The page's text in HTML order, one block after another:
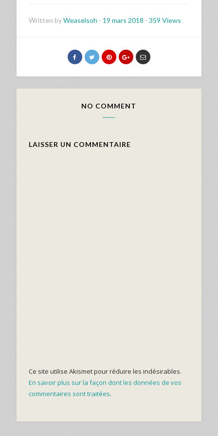
Written byWeaselsoh - 19 mars 2018 - 359 Views
NO COMMENT
LAISSER UN COMMENTAIRE
Ce site utilise Akismet pour réduire les indésirables.
En savoir plus sur la façon dont les données de vos
commentaires sont traitées.